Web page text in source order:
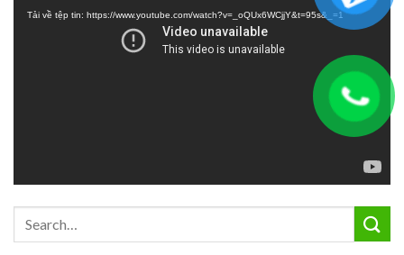
Tải về tệp tin: https://www.youtube.com/watch?v=_oQUx6WCjjY&t=95s&_=1